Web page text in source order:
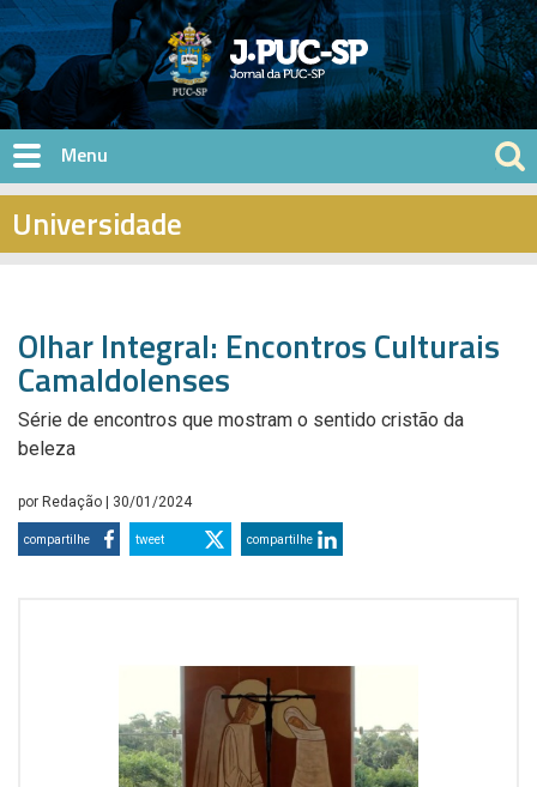
Pular para o conteúdo principal
Universidade
Olhar Integral: Encontros Culturais
Camaldolenses
Série de encontros que mostram o sentido cristão da
beleza
por Redação | 30/01/2024
compartilhe tweet compartilhe